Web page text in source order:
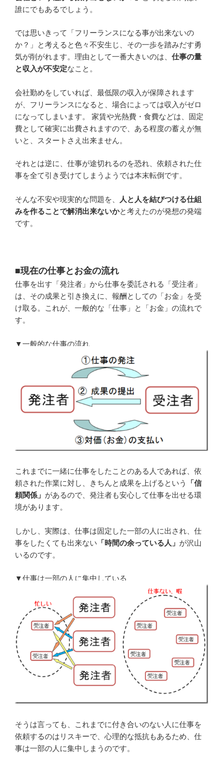
誰にでもあるでしょう。
では思いきって「フリーランスになる事が出来ないの
か？」と考えると色々不安生じ、その一歩を踏みだす勇
気が削がれます。理由として一番大きいのは、 仕事の量
と収入が不安定なこと。
会社勤めをしていれば、最低限の収入が保障されます
が、フリーランスになると、場合によっては収入がゼロ
になってしまいます。 家賃や光熱費・食費などは、固定
費として確実に出費されますので、ある程度の蓄えが無
いと、スタートさえ出来ません。
それとは逆に、仕事が途切れるのを恐れ、依頼された仕
事を全て引き受けてしまうようでは本末転倒です。
そんな不安や現実的な問題を、
人と人を結びつける仕組
みを作ることで解消出来ないかと考えたのが発想の発端
です。
■現在の仕事とお金の流れ
仕事を出す「発注者」から仕事を委託される「受注者」
は、その成果と引き換えに、報酬としての「お金」を受
け取る。これが、一般的な「仕事」と「お金」の流れで
す。
▼一般的な仕事の流れ
これまでに一緒に仕事をしたことのある人であれば、依
頼された作業に対し、きちんと成果を上げるという
「信
頼関係」 があるので、発注者も安心して仕事を出せる環
境があります。
しかし、実際は、仕事は固定した一部の人に出され、仕
事をしたくても出来ない 「時間の余っている人」 が沢山
いるのです。
▼仕事は一部の人に集中している
そうは言っても、これまでに付き合いのない人に仕事を
依頼するのはリスキーで、心理的な抵抗もあるため、仕
事は一部の人に集中しまうのです。